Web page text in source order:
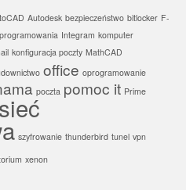
Autodesk bezpieczeństwo bitlocker F-
Integram komputer
konfiguracja poczty MathCAD
office oprogramowanie
poczta pomoc it Prime
sieć
szyfrowanie thunderbird tunel vpn
xenon